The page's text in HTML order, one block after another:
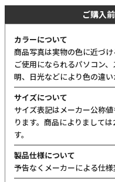
ご購入
カラーについて
商品写真は実物の色に近づ
ご使用になられるパソコン
明、日光などにより色の違い
サイズについて
サイズ表記はメーカー公称
ります。商品によりまして
す。
製品仕様について
予告なくメーカーによる仕様